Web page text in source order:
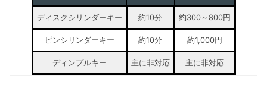
ディスクシリンダーキー 約10分 約300～800円
ピンシリンダーキー 約10分 約1,000円
ディンプルキー 主に非対応 主に非対応